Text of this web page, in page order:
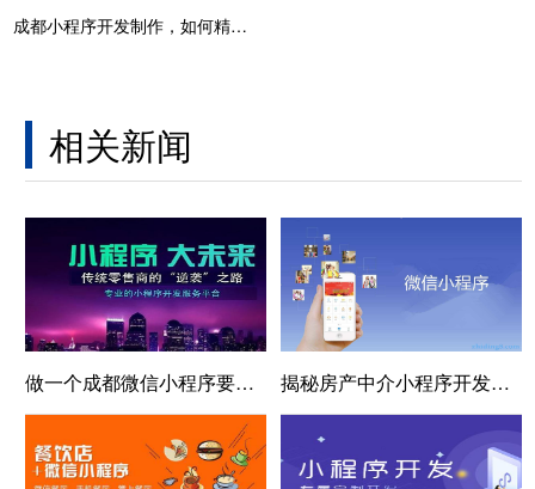
成都小程序开发制作，如何精准把握用户需求？
相关新闻
做一个成都微信小程序要多少钱？需要哪些流程？ 揭秘房产中介小程序开发：如何提升房产交易效率?